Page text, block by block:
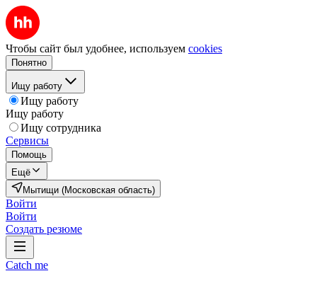
Чтобы сайт был удобнее, используем cookies
Понятно
Ищу работу
Ищу работу
Ищу работу
Ищу сотрудника
Сервисы
Помощь
Ещё
Мытищи (Московская область)
Войти
Войти
Создать резюме
Catch me